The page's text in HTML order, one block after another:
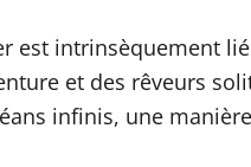
est intrinsèquement
et des rêveurs
infinis, une